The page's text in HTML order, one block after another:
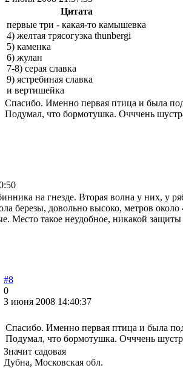
Цитата
первые три - какая-то камышевка
4) желтая трясогузка thunbergi
5) каменка
6) жулан
7-8) серая славка
9) ястребиная славка
и вертишейка
Спасибо. Именно первая птица и была
Подумал, что бормотушка. Очччень
на гнезде. Вторая волна у них, у
березы, довольно высоко, метров
Место такое неудобное, никакой
#8
0
3 июня 2008 14:40:37
Спасибо. Именно первая птица и была
Подумал, что бормотушка. Очччень
Значит садовая
Дубна, Московская обл.